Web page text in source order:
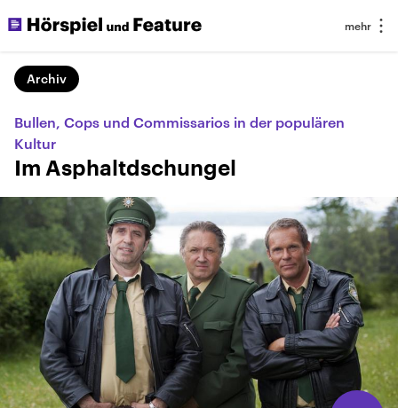
Archiv
Bullen, Cops und Commissarios in der populären
Kultur
Im Asphaltdschungel